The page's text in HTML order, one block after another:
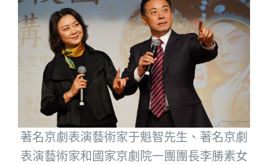
著名京劇表演藝術家于魁智先生、著名京劇
表演藝術家和國家京劇院一團團長李勝素女